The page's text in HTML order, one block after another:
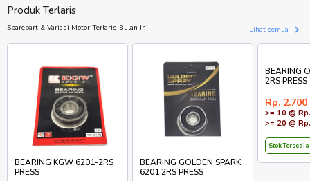
Produk Terlaris
Sparepart & Variasi Motor Terlaris Bulan Ini Lihat semua
BEARING KGW 6201-2RS
PRESS
BEARING GOLDEN SPARK
6201 2RS PRESS
BEARING
2RS PRESS
Rp. 2.700
>= 10 @
>= 20 @
Stok Tersedia